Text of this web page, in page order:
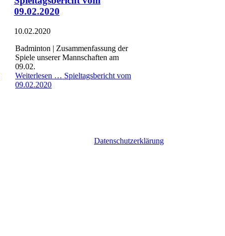
09.02.2020
10.02.2020
Badminton | Zusammenfassung der
Spiele unserer Mannschaften am
09.02.
Weiterlesen … Spieltagsbericht vom
09.02.2020
Datenschutzerklärung.